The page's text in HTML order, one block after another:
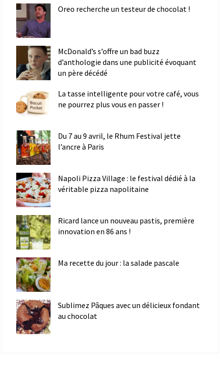
Oreo recherche un testeur de chocolat !
McDonald’s s’offre un bad buzz
d’anthologie dans une publicité évoquant
un père décédé
La tasse intelligente pour votre café, vous
ne pourrez plus vous en passer !
Du 7 au 9 avril, le Rhum Festival jette
l’ancre à Paris
Napoli Pizza Village : le festival dédié à la
véritable pizza napolitaine
Ricard lance un nouveau pastis, première
innovation en 86 ans !
Ma recette du jour : la salade pascale
Sublimez Pâques avec un délicieux fondant
au chocolat